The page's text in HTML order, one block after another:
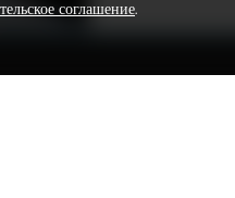
соглашение.